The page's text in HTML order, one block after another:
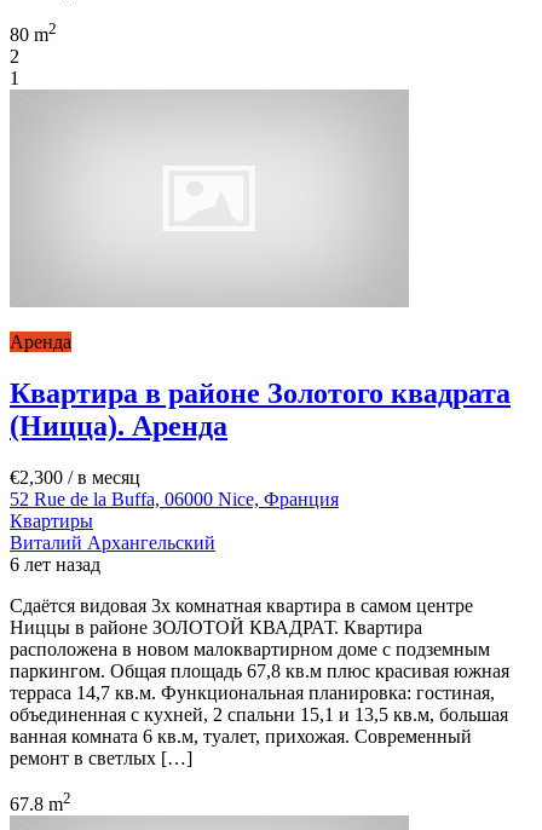
80 m2
2
1
Аренда
Квартира в районе Золотого квадрата
(Ницца). Аренда
€2,300 / в месяц
52 Rue de la Buffa, 06000 Nice, Франция
Квартиры
Виталий Архангельский
6 лет назад
Сдаётся видовая 3х комнатная квартира в самом центре
Ниццы в районе ЗОЛОТОЙ КВАДРАТ. Квартира
расположена в новом малоквартирном доме с подземным
паркингом. Общая площадь 67,8 кв.м плюс красивая южная
терраса 14,7 кв.м. Функциональная планировка: гостиная,
объединенная с кухней, 2 спальни 15,1 и 13,5 кв.м, большая
ванная комната 6 кв.м, туалет, прихожая. Современный
ремонт в светлых […]
67.8 m2